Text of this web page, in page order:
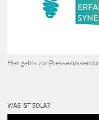
Hier gehts zur
WAS IST SOLA?